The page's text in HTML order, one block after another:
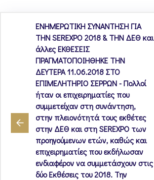
ΕΝΗΜΕΡΩΤΙΚΗ ΣΥΝΑΝΤΗΣΗ ΓΙΑ
ΤΗΝ SEREXPO 2018 & ΤΗΝ ΔΕΘ και
άλλες ΕΚΘΕΣΕΙΣ
ΠΡΑΓΜΑΤΟΠΟΙΗΘΗΚΕ ΤΗΝ
ΔΕΥΤΕΡΑ 11.06.2018 ΣΤΟ
ΕΠΙΜΕΛΗΤΗΡΙΟ ΣΕΡΡΩΝ - Πολλοί
ήταν οι επιχειρηματίες που
συμμετείχαν στη συνάντηση,
στην πλειονότητά τους εκθέτες
στην ΔΕΘ και στη SEREXPO των
προηγούμενων ετών, καθώς και
επιχειρηματίες που εκδήλωσαν
ενδιαφέρον να συμμετάσχουν στις
δύο Εκθέσεις του 2018. Την